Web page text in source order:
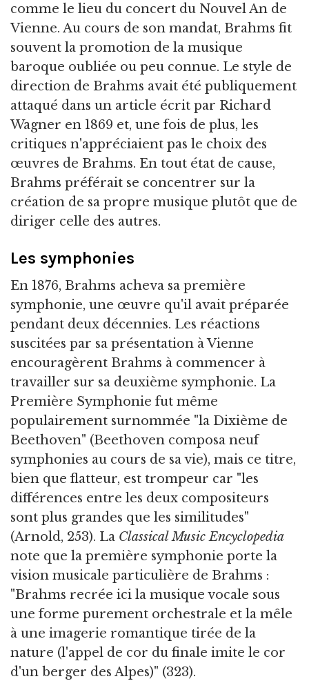
comme le lieu du concert du Nouvel An de
Vienne. Au cours de son mandat, Brahms fit
souvent la promotion de la musique
baroque oubliée ou peu connue. Le style de
direction de Brahms avait été publiquement
attaqué dans un article écrit par Richard
Wagner en 1869 et, une fois de plus, les
critiques n'appréciaient pas le choix des
œuvres de Brahms. En tout état de cause,
Brahms préférait se concentrer sur la
création de sa propre musique plutôt que de
diriger celle des autres.
Les symphonies
En 1876, Brahms acheva sa première
symphonie, une œuvre qu'il avait préparée
pendant deux décennies. Les réactions
suscitées par sa présentation à Vienne
encouragèrent Brahms à commencer à
travailler sur sa deuxième symphonie. La
Première Symphonie fut même
populairement surnommée "la Dixième de
Beethoven" (Beethoven composa neuf
symphonies au cours de sa vie), mais ce titre,
bien que flatteur, est trompeur car "les
différences entre les deux compositeurs
sont plus grandes que les similitudes"
(Arnold, 253). La Classical Music Encyclopedia
note que la première symphonie porte la
vision musicale particulière de Brahms :
"Brahms recrée ici la musique vocale sous
une forme purement orchestrale et la mêle
à une imagerie romantique tirée de la
nature (l'appel de cor du finale imite le cor
d'un berger des Alpes)" (323).